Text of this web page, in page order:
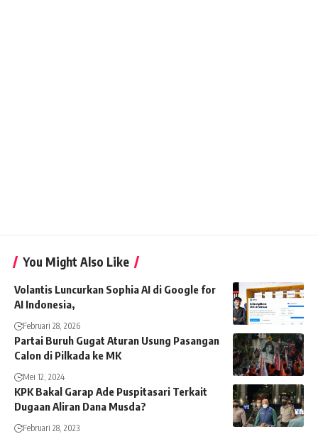
You Might Also Like
Volantis Luncurkan Sophia AI di Google for
AI Indonesia,
Februari 28, 2026
Partai Buruh Gugat Aturan Usung Pasangan
Calon di Pilkada ke MK
Mei 12, 2024
KPK Bakal Garap Ade Puspitasari Terkait
Dugaan Aliran Dana Musda?
Februari 28, 2023